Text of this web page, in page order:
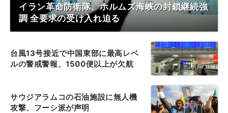
イラン革命防衛隊、ホルムズ海峡の封鎖継続強
調 全要求の受け入れ迫る
台風13号接近で中国東部に最高レベ
ルの警戒警報、1500便以上が欠航
サウジアラムコの石油施設に無人機
攻撃、フーシ派が声明